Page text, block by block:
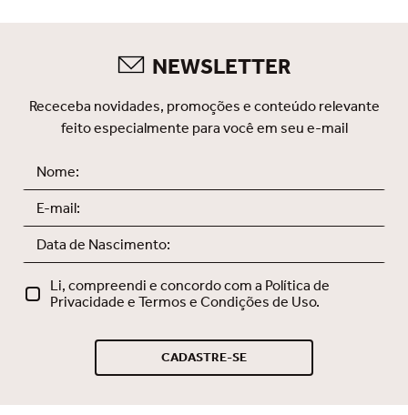
NEWSLETTER
Receceba novidades, promoções e conteúdo relevante
feito especialmente para você em seu e-mail
Li, compreendi e concordo com a Política de
Privacidade e Termos e Condições de Uso.
CADASTRE-SE